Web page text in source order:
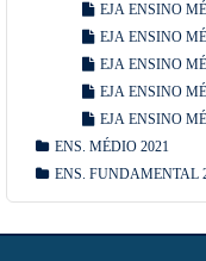
EJA ENSINO
EJA ENSINO
EJA ENSINO
EJA ENSINO
EJA ENSINO
ENS. MÉDIO 2021
ENS. FUNDAMENTAL